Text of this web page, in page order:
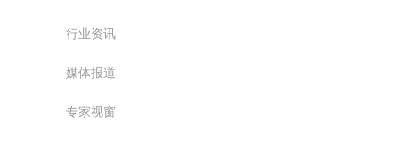
行业资讯
媒体报道
专家视窗